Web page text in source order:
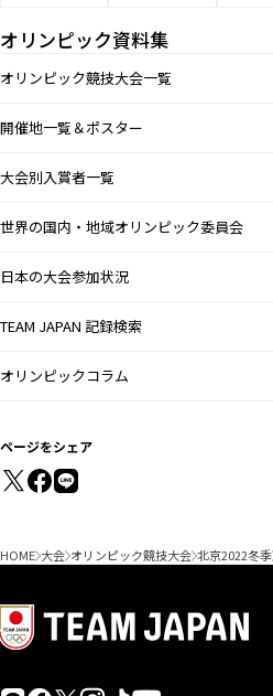
女子エアリア
イプ
ロス
スタイル
ア
エアリアル混
オリンピック資料集
オリンピック競技大会一覧
開催地一覧＆ポスター
大会別入賞者一覧
世界の国内・地域オリンピック委員会
日本の大会参加状況
TEAM JAPAN 記録検索
オリンピックコラム
ページをシェア
HOME 大会 オリンピック競技大会 北京2022冬季